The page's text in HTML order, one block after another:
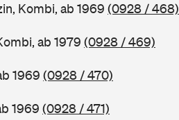
Kombi, ab 1969 (0928 / 468)
ab 1979 (0928 / 469)
1969 (0928 / 470)
1969 (0928 / 471)